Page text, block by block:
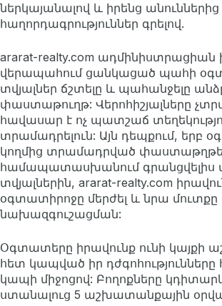
ներկայանալով և իրենց անուններից
հաղորդագրություններ գրելով.
ararat-realty.com ադմինիստրացիան
վերապահում ցանկացած պահի
տվյալներ ճշտելը և պահանջելը
փաստաթուղթ: Վերոհիշյալները
հավասար է ոչ պատշաճ
տրամադրելուն: Այն դեպքում, երբ
կողմից տրամադրված
համապատասխանում
տվյալներին, ararat-realty.com
օգտատիրոջը մերժել և նրա
նախազգուշացման:
Օգտատերը իրավունք ունի կայքի
հետ կապված իր
կապի միջոցով: Բողոքները
ստանալուց 5 աշխատանքային